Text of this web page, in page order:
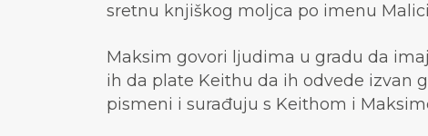
sretnu knjiškog moljca po imenu
Maksim govori ljudima u gradu da
ih da plate Keithu da ih odvede izvan
pismeni i surađuju s Keithom i